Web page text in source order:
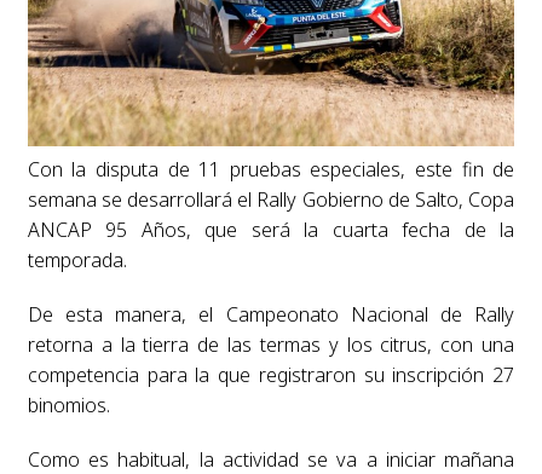
Con la disputa de 11 pruebas especiales, este fin de
semana se desarrollará el Rally Gobierno de Salto, Copa
ANCAP 95 Años, que será la cuarta fecha de la
temporada.
De esta manera, el Campeonato Nacional de Rally
retorna a la tierra de las termas y los citrus, con una
competencia para la que registraron su inscripción 27
binomios.
Como es habitual, la actividad se va a iniciar mañana